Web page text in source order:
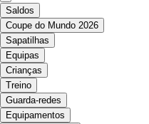
Saldos
Coupe do Mundo 2026
Sapatilhas
Equipas
Crianças
Treino
Guarda-redes
Equipamentos